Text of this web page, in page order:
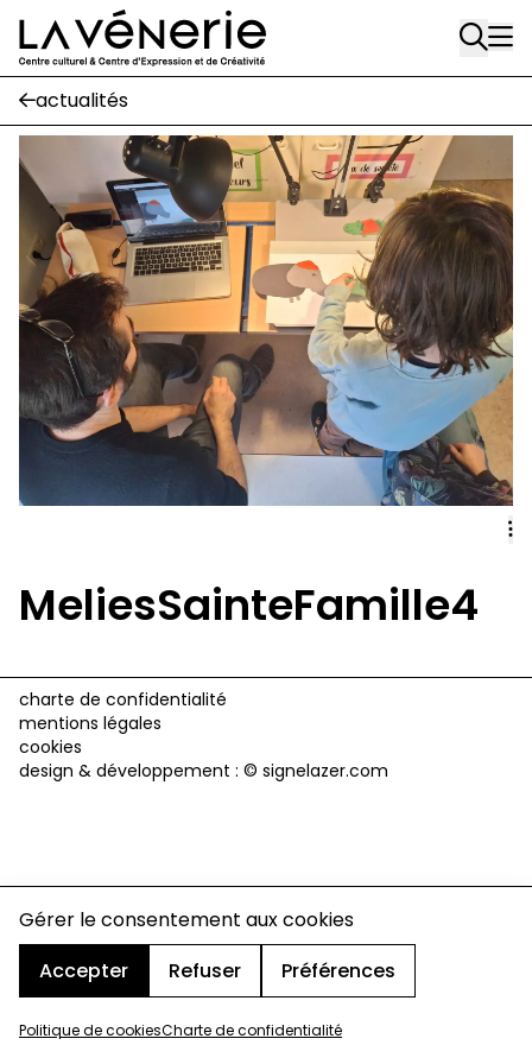
Gérer le consentement aux cookies
Accepter
Refuser Préférences
Politique de cookiesCharte de confidentialité
Aller au contenu principal
Rue Gratès, 3
1170 Watermael-Boitsfort
02 663 85 50
Écuries
Place Gilson, 3
1170 Watermael-Boitsfort
02 663 85 50
suivez-nous
Journal Vénerie
- version papier
Newsletter
A
actualités
MeliesSainteFamille4
charte de confidentialité
mentions légales
cookies
design & développement : © signelazer.com